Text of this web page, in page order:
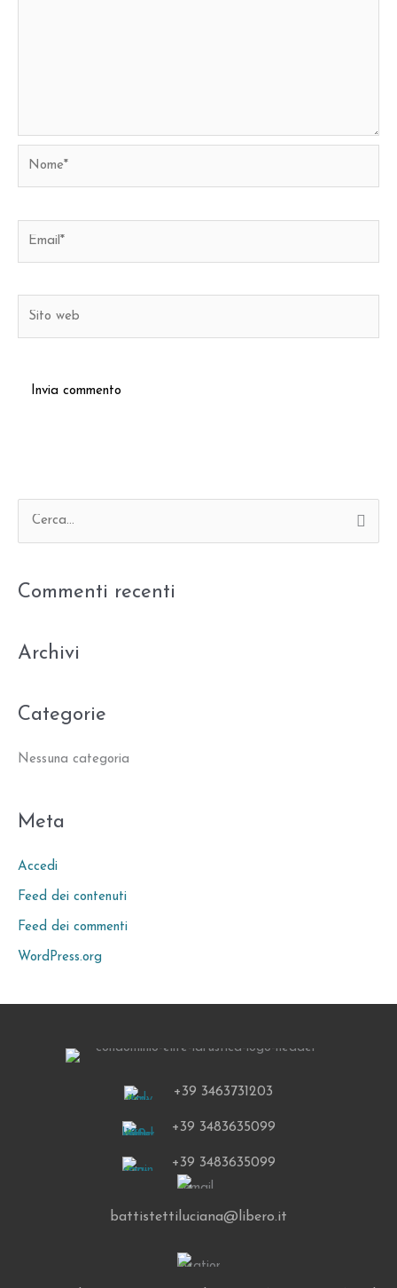
c
Commenti recenti
Archivi
Categorie
Nessuna categoria
Meta
Accedi
Feed dei contenuti
Feed dei commenti
WordPress.org
+39 3463731203
+39 3483635099
+39 3483635099
battistettiluciana@libero.it